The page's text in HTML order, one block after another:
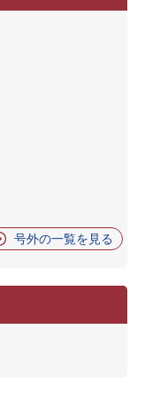
号外の一覧を見る